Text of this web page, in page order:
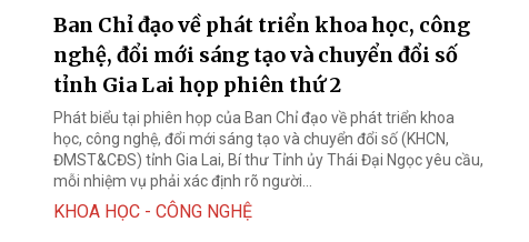
Ban Chỉ đạo về phát triển khoa học, công
nghệ, đổi mới sáng tạo và chuyển đổi số
tỉnh Gia Lai họp phiên thứ 2
Phát biểu tại phiên họp của Ban Chỉ đạo về phát triển khoa
học, công nghệ, đổi mới sáng tạo và chuyển đổi số (KHCN,
ĐMST&CĐS) tỉnh Gia Lai, Bí thư Tỉnh ủy Thái Đại Ngọc yêu cầu,
mỗi nhiệm vụ phải xác định rõ người...
KHOA HỌC - CÔNG NGHỆ